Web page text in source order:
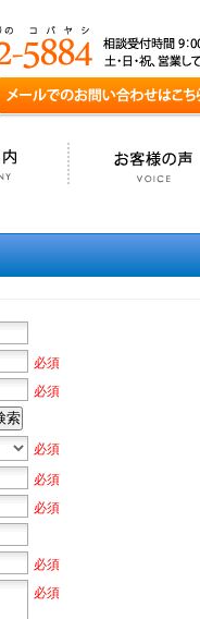
必須
必須
索
必須
必須
必須
必須
必須